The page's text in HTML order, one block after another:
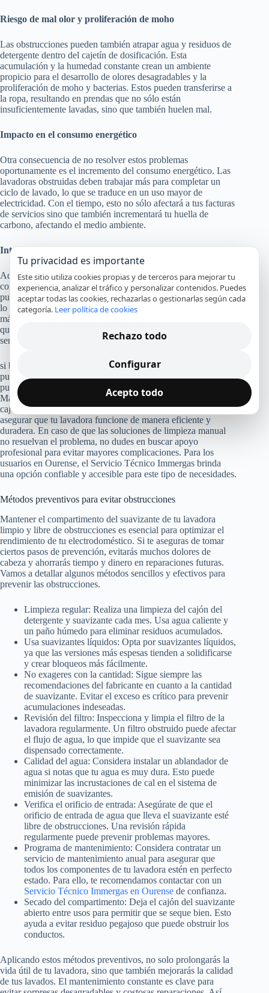
Riesgo de mal olor y proliferación de moho
Las obstrucciones pueden también atrapar agua y residuos de
detergente dentro del cajetín de dosificación. Esta
acumulación y la humedad constante crean un ambiente
propicio para el desarrollo de olores desagradables y la
proliferación de moho y bacterias. Estos pueden transferirse a
la ropa, resultando en prendas que no sólo están
insuficientemente lavadas, sino que también huelen mal.
Impacto en el consumo energético
Otra consecuencia de no resolver estos problemas
oportunamente es el incremento del consumo energético. Las
lavadoras obstruidas deben trabajar más para completar un
ciclo de lavado, lo que se traduce en un uso mayor de
electricidad. Con el tiempo, esto no sólo afectará a tus facturas
de servicios sino que también incrementará tu huella de
carbono, afectando el medio ambiente.
Interrupciones frecuentes y fallos mayores
Además, es probable que te enfrentes a interrupciones
continuas durante los ciclos de lavado. Las obstrucciones
pueden causar que el suavizante no se dispense correctamente,
lo que puede derivar en bloqueos mayores en otras partes de la
máquina. Esto no solo genera inconvenientes al usuario, sino
que también está asociado con errores frecuentes que podrían
ser difíciles y costosos de solucionar.
si bien una obstrucción en el compartimento del suavizante
puede parecer un inconveniente menor, sus repercusiones
pueden ser significativas si no se toman medidas prontas.
Mantener un régimen de mantenimiento regular y revisar el
cajetín tras cada uso puede prevenir estos problemas y
asegurar que tu lavadora funcione de manera eficiente y
duradera. En caso de que las soluciones de limpieza manual
no resuelvan el problema, no dudes en buscar apoyo
profesional para evitar mayores complicaciones. Para los
usuarios en Ourense, el Servicio Técnico Immergas brinda
una opción confiable y accesible para este tipo de necesidades.
Métodos preventivos para evitar obstrucciones
Mantener el compartimento del suavizante de tu lavadora
limpio y libre de obstrucciones es esencial para optimizar el
rendimiento de tu electrodoméstico. Si te aseguras de tomar
ciertos pasos de prevención, evitarás muchos dolores de
cabeza y ahorrarás tiempo y dinero en reparaciones futuras.
Vamos a detallar algunos métodos sencillos y efectivos para
prevenir las obstrucciones.
Limpieza regular: Realiza una limpieza del cajón del
detergente y suavizante cada mes. Usa agua caliente y
un paño húmedo para eliminar residuos acumulados.
Usa suavizantes líquidos: Opta por suavizantes líquidos,
ya que las versiones más espesas tienden a solidificarse
y crear bloqueos más fácilmente.
No exageres con la cantidad: Sigue siempre las
recomendaciones del fabricante en cuanto a la cantidad
de suavizante. Evitar el exceso es crítico para prevenir
acumulaciones indeseadas.
Revisión del filtro: Inspecciona y limpia el filtro de la
lavadora regularmente. Un filtro obstruido puede afectar
el flujo de agua, lo que impide que el suavizante sea
dispensado correctamente.
Calidad del agua: Considera instalar un ablandador de
agua si notas que tu agua es muy dura. Esto puede
minimizar las incrustaciones de cal en el sistema de
emisión de suavizantes.
Verifica el orificio de entrada: Asegúrate de que el
orificio de entrada de agua que lleva el suavizante esté
libre de obstrucciones. Una revisión rápida
regularmente puede prevenir problemas mayores.
Programa de mantenimiento: Considera contratar un
servicio de mantenimiento anual para asegurar que
todos los componentes de tu lavadora estén en perfecto
estado. Para ello, te recomendamos contactar con un
Servicio Técnico Immergas en Ourense de confianza.
Secado del compartimento: Deja el cajón del suavizante
abierto entre usos para permitir que se seque bien. Esto
ayuda a evitar residuo pegajoso que puede obstruir los
conductos.
Aplicando estos métodos preventivos, no solo prolongarás la
vida útil de tu lavadora, sino que también mejorarás la calidad
de tus lavados. El mantenimiento constante es clave para
Tu privacidad es importante
Este sitio utiliza cookies propias y de terceros para mejorar tu
experiencia, analizar el tráfico y personalizar contenidos. Puedes
aceptar todas las cookies, rechazarlas o gestionarlas según cada
categoría. Leer política de cookies
Rechazo todo
Configurar
Acepto todo